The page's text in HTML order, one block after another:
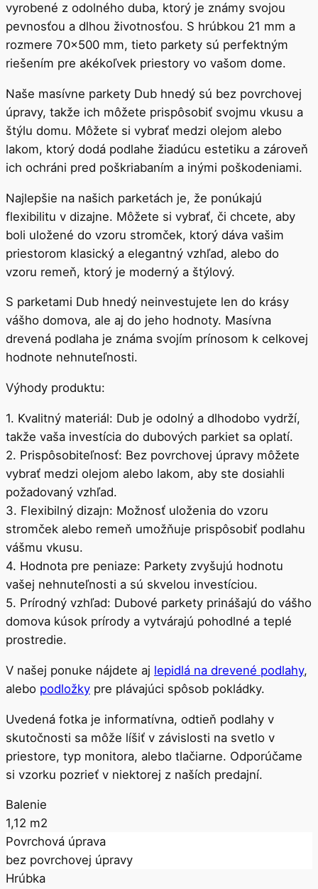
vyrobené z odolného duba, ktorý je známy svojou
pevnosťou a dlhou životnosťou. S hrúbkou 21 mm a
rozmere 70x500 mm, tieto parkety sú perfektným
riešením pre akékoľvek priestory vo vašom dome.
Naše masívne parkety Dub hnedý sú bez povrchovej
úpravy, takže ich môžete prispôsobiť svojmu vkusu a
štýlu domu. Môžete si vybrať medzi olejom alebo
lakom, ktorý dodá podlahe žiadúcu estetiku a zároveň
ich ochráni pred poškriabaním a inými poškodeniami.
Najlepšie na našich parketách je, že ponúkajú
flexibilitu v dizajne. Môžete si vybrať, či chcete, aby
boli uložené do vzoru stromček, ktorý dáva vašim
priestorom klasický a elegantný vzhľad, alebo do
vzoru remeň, ktorý je moderný a štýlový.
S parketami Dub hnedý neinvestujete len do krásy
vášho domova, ale aj do jeho hodnoty. Masívna
drevená podlaha je známa svojím prínosom k celkovej
hodnote nehnuteľnosti.
Výhody produktu:
1. Kvalitný materiál: Dub je odolný a dlhodobo vydrží,
takže vaša investícia do dubových parkiet sa oplatí.
2. Prispôsobiteľnosť: Bez povrchovej úpravy môžete
vybrať medzi olejom alebo lakom, aby ste dosiahli
požadovaný vzhľad.
3. Flexibilný dizajn: Možnosť uloženia do vzoru
stromček alebo remeň umožňuje prispôsobiť podlahu
vášmu vkusu.
4. Hodnota pre peniaze: Parkety zvyšujú hodnotu
vašej nehnuteľnosti a sú skvelou investíciou.
5. Prírodný vzhľad: Dubové parkety prinášajú do vášho
domova kúsok prírody a vytvárajú pohodlné a teplé
prostredie.
V našej ponuke nájdete aj lepidlá na drevené podlahy,
alebo podložky pre plávajúci spôsob pokládky.
Uvedená fotka je informatívna, odtieň podlahy v
skutočnosti sa môže líšiť v závislosti na svetlo v
priestore, typ monitora, alebo tlačiarne. Odporúčame
si vzorku pozrieť v niektorej z naších predajní.
Balenie
1,12 m2
Povrchová úprava
bez povrchovej úpravy
Hrúbka